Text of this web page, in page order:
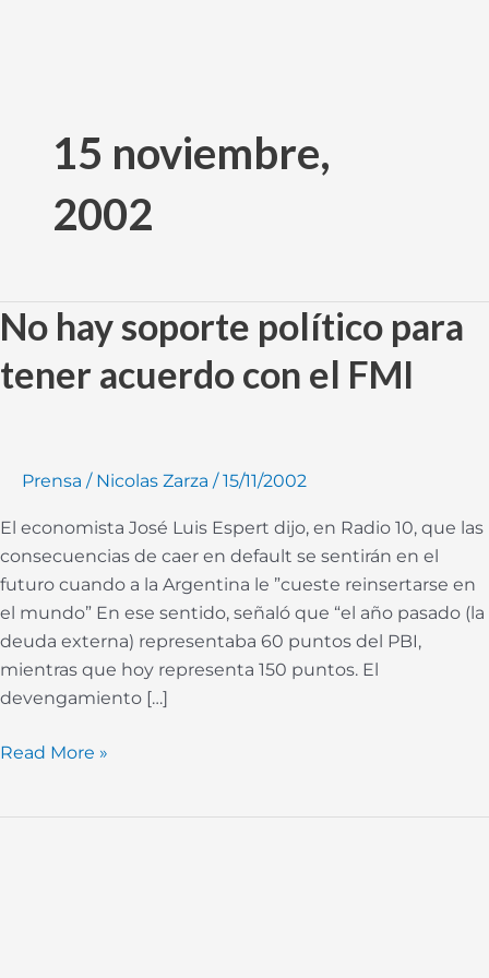
contenido15 noviembre,
2002
No hay soporte político para
tener acuerdo con el FMI
Prensa / Nicolas Zarza /15/11/2002
El economista José Luis Espert dijo, en Radio 10, que las
consecuencias de caer en default se sentirán en el
futuro cuando a la Argentina le ”cueste reinsertarse en
el mundo” En ese sentido, señaló que “el año pasado (la
deuda externa) representaba 60 puntos del PBI,
mientras que hoy representa 150 puntos. El
devengamiento […]
No
hay
soporte
acuerdo
Read More »